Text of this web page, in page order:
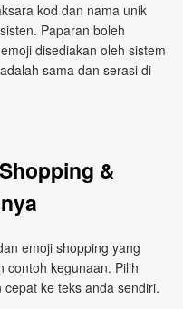
kod dan nama unik
Paparan boleh
disediakan oleh sistem
sama dan serasi di
&
emoji shopping yang
contoh kegunaan. Pilih
ke teks anda sendiri.